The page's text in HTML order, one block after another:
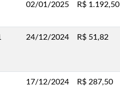
02/01/2025 R$ 1.192,50
24/12/2024 R$ 51,82
17/12/2024 R$ 287,50